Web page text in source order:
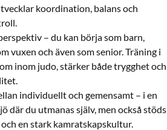
koordination, balans och
– du kan börja som barn,
vuxen och även som senior. Träning i
inom judo, stärker både trygghet och
individuellt och gemensamt – i en
där du utmanas själv, men också stöds
en stark kamratskapskultur.